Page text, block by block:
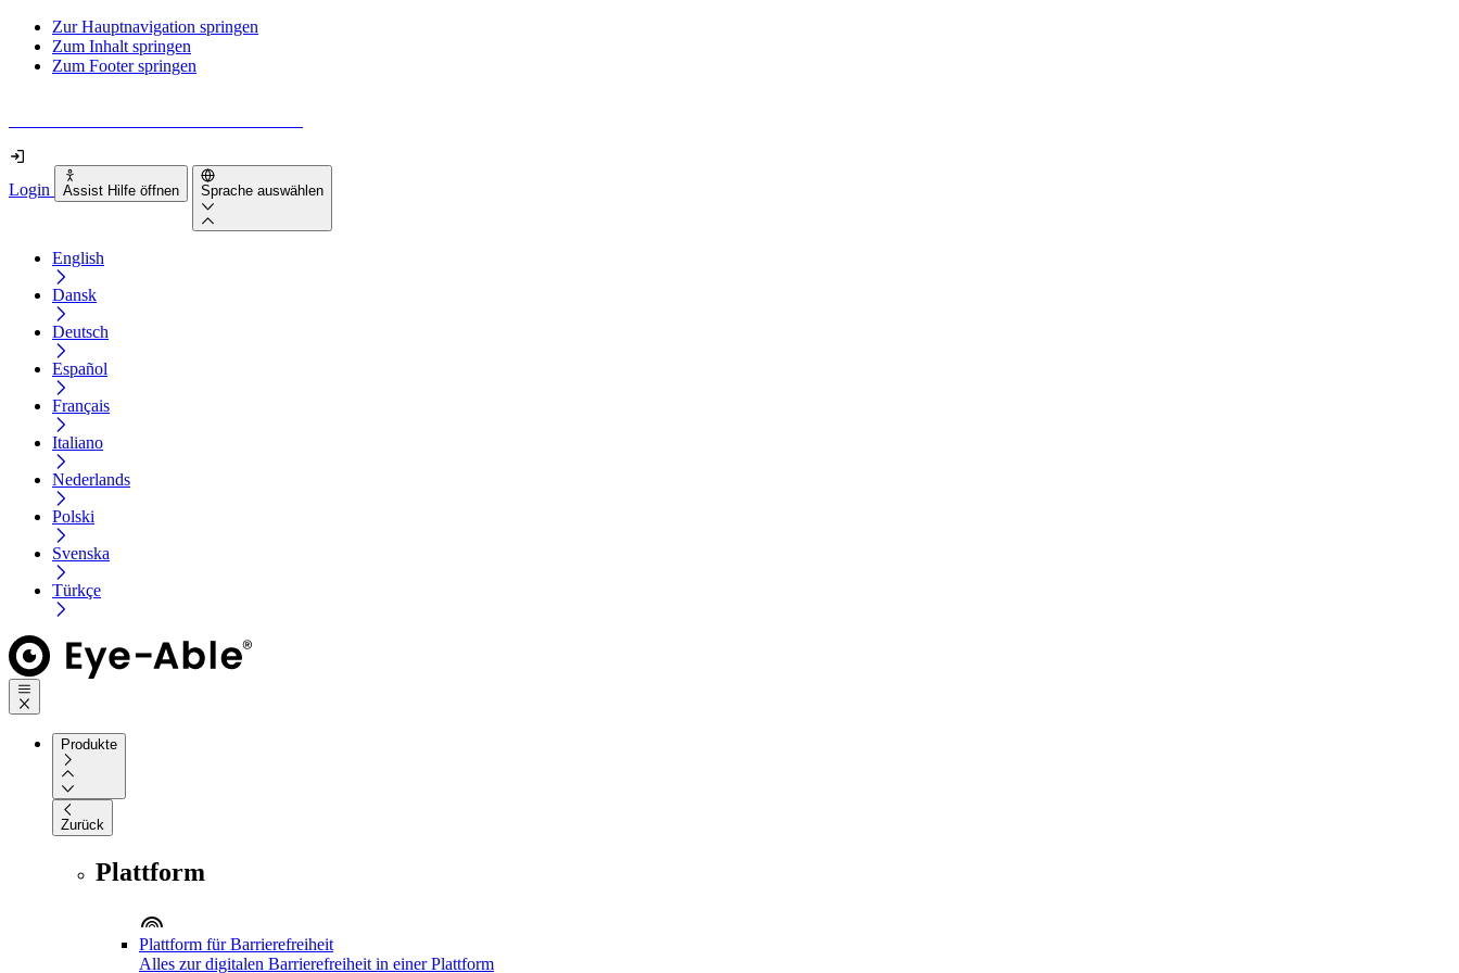
Zur Hauptnavigation springen
Zum Inhalt springen
Zum Footer springen
Login Assist Hilfe öffnen Sprache auswählen
English
Dansk
Deutsch
Español
Français
Italiano
Nederlands
Polski
Svenska
Türkçe
Produkte
Zurück
Plattform
Plattform für Barrierefreiheit
Alles zur digitalen Barrierefreiheit in einer Plattform